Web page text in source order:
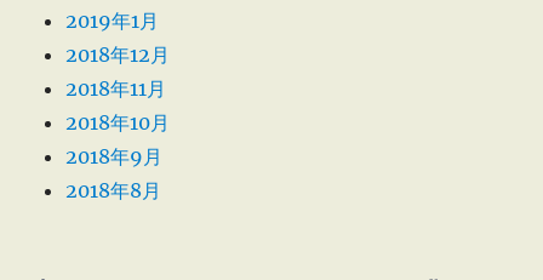
2019年1月
2018年12月
2018年11月
2018年10月
2018年9月
2018年8月